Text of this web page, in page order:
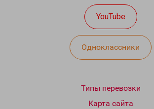
YouTube
Одноклассники
Типы перевозки
Карта сайта